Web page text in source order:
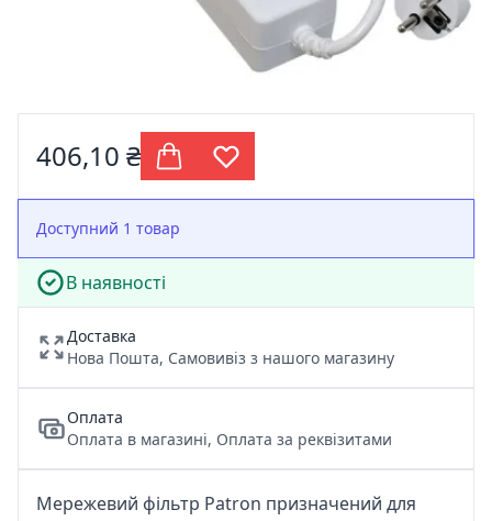
406,10 ₴
Доступний 1 товар
В наявності
Доставка
Нова Пошта, Самовивіз з нашого магазину
Оплата
Оплата в магазині, Оплата за реквізитами
Мережевий фільтр Patron призначений для